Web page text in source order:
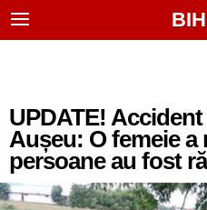
UPDATE!
Aușeu: O femeie a
persoane au fost